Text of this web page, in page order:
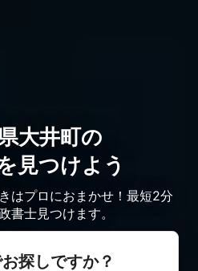
大井町の
見つけよう
はプロにおまかせ！最短2分
書士見つけます。
探しですか？